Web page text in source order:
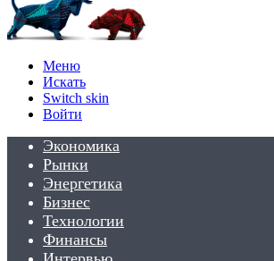
Меню
Искать
Switch skin
Войти
Экономика
Рынки
Энергетика
Бизнес
Технологии
Финансы